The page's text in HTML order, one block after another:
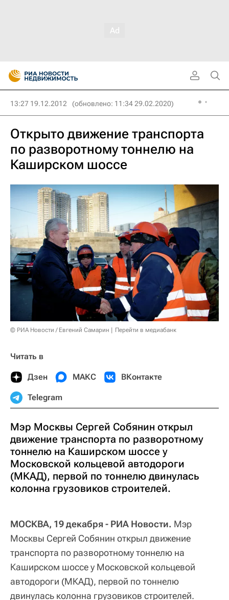
13:27 19.12.2012 (обновлено: 11:34 29.02.2020)
Открыто движение транспорта
по разворотному тоннелю на
Каширском шоссе
© РИА Новости / Евгений Самарин Перейти в медиабанк
Читать в
Дзен МАКС ВКонтакте
Telegram
Мэр Москвы Сергей Собянин открыл
движение транспорта по разворотному
тоннелю на Каширском шоссе у
Московской кольцевой автодороги
(МКАД), первой по тоннелю двинулась
колонна грузовиков строителей.
МОСКВА, 19 декабря - РИА Новости. Мэр
Москвы Сергей Собянин открыл движение
транспорта по разворотному тоннелю на
Каширском шоссе у Московской кольцевой
автодороги (МКАД), первой по тоннелю
двинулась колонна грузовиков строителей.